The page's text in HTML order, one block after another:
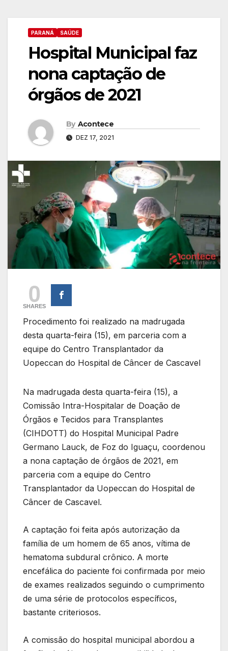
PARANÁ SAÚDE
Hospital Municipal faz
nona captação de
órgãos de 2021
By Acontece
DEZ 17, 2021
0
SHARES
Procedimento foi realizado na madrugada
desta quarta-feira (15), em parceria com a
equipe do Centro Transplantador da
Uopeccan do Hospital de Câncer de Cascavel
Na madrugada desta quarta-feira (15), a
Comissão Intra-Hospitalar de Doação de
Órgãos e Tecidos para Transplantes
(CIHDOTT) do Hospital Municipal Padre
Germano Lauck, de Foz do Iguaçu, coordenou
a nona captação de órgãos de 2021, em
parceria com a equipe do Centro
Transplantador da Uopeccan do Hospital de
Câncer de Cascavel.
A captação foi feita após autorização da
família de um homem de 65 anos, vítima de
hematoma subdural crônico. A morte
encefálica do paciente foi confirmada por meio
de exames realizados seguindo o cumprimento
de uma série de protocolos específicos,
bastante criteriosos.
A comissão do hospital municipal abordou a